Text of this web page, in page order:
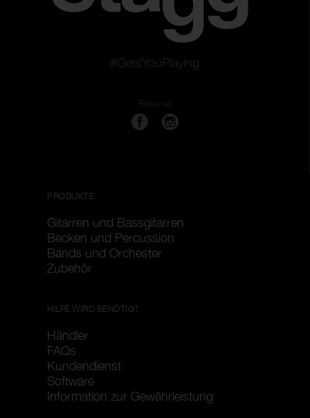
#GetsYouPlaying
Follow us
PRODUKTE
Gitarren und Bassgitarren
Becken und Percussion
Bands und Orchester
Zubehör
HILFE WIRD BENÖTIGT
Händler
FAQs
Kundendienst
Software
Information zur Gewährleistung